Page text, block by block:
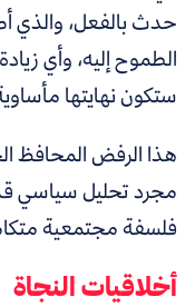
حدث بالفعل، والذي
الطموح إليه، وأي
ستكون نهايتها
هذا الرفض المحافظ
مجرد تحليل سياسي
فلسفة مجتمعية
أخلاقيات النجاة